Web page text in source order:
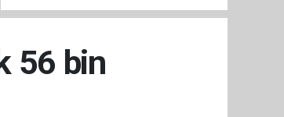
Programına Yoğun Katılım
56 bin